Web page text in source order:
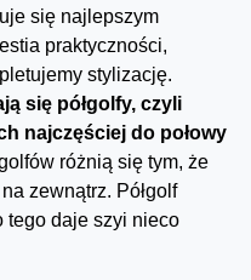
się najlepszym
praktyczności,
stylizację.
się półgolfy, czyli
najczęściej do połowy
różnią się tym, że
zewnątrz. Półgolf
tego daje szyi nieco